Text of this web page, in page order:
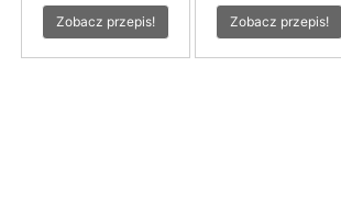
Zobacz przepis! Zobacz przepis!